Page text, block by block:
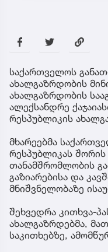
საქართველოს
ახალგაზრდობის
ახალგაზრდობის
ალექსანდრე
რესპუბლიკის
მხარეებმა
რესპუბლიკას
თანამშრომლობის
გაზიარებისა და
მნიშვნელობაზე
შეხვედრა კითხვა-
ახალგაზრდებმა,
საკითხებზე,